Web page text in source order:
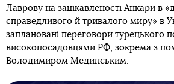
Лаврову на зацікавленості Анкари в
справедливого й тривалого миру» в
заплановані переговори турецького
високопосадовцями РФ, зокрема з
Володимиром Мединським.